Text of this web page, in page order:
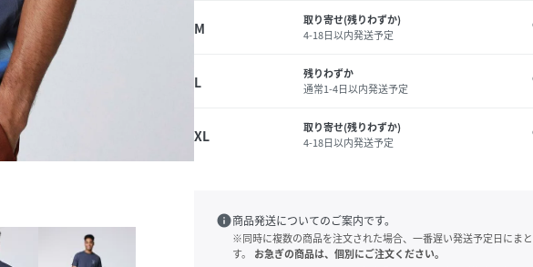
M
取り寄せ(残りわずか)
4-18日以内発送予定
L
残りわずか
通常1-4日以内発送予定
XL
取り寄せ(残りわずか)
4-18日以内発送予定
info商品発送についてのご案内です。
※同時に複数の商品を注文された場合、一番遅い発送予定日にま
す。
お急ぎの商品は、個別にご注文ください。